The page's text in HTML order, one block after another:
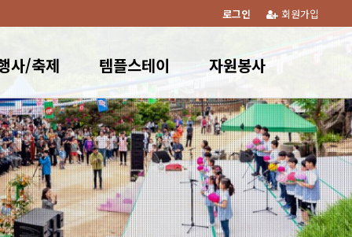
회원가입
로그인
사/축제 템플스테이 자원봉사